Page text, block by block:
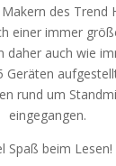
des Trend
einer immer
daher auch wie
Geräten
rund um
eingegangen.
Spaß beim Lesen!